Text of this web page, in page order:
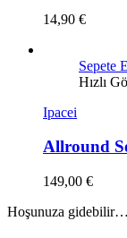
14,90 €
Sepete
Hızlı
Ipacei
Allround
149,00 €
Hoşunuza gidebilir…